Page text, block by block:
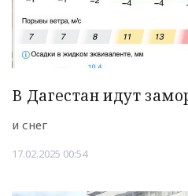
В Дагестан идут
и снег
17.02.2025 00:54